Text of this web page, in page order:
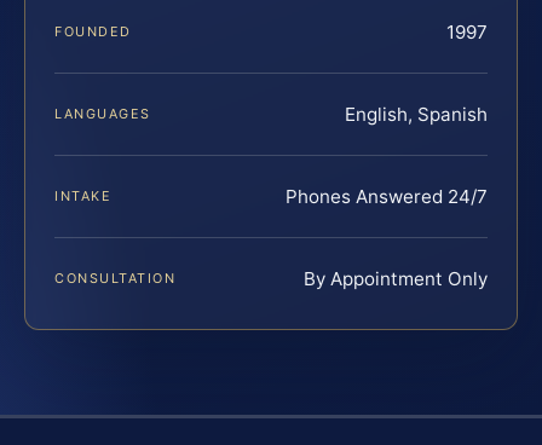
FOUNDED 1997
LANGUAGES English, Spanish
INTAKE Phones Answered 24/7
CONSULTATION By Appointment Only